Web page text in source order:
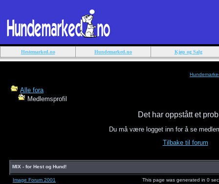
Hestemarked.no Hundemarked.no Kjøp og Salg
Alle fora
Medlemsprofil
Det har oppstått et
Du må være logget inn for å se
Tilbake til forum
MIX - for Hest og Hund!
Image Forum 2001
This page was generated in 0